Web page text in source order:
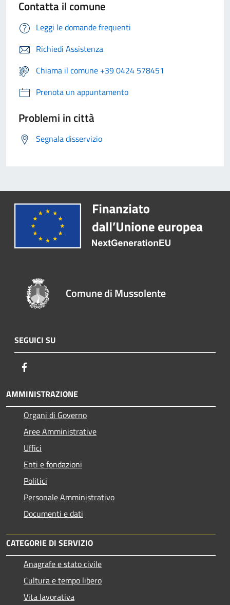
Contatta il comune
Leggi le domande frequenti
Richiedi Assistenza
Chiama il comune +39 0424 578451
Prenota un appuntamento
Problemi in città
Segnala disservizio
Comune di Mussolente
SEGUICI SU
AMMINISTRAZIONE
Organi di Governo
Aree Amministrative
Uffici
Enti e fondazioni
Politici
Personale Amministrativo
Documenti e dati
CATEGORIE DI SERVIZIO
Anagrafe e stato civile
Cultura e tempo libero
Vita lavorativa